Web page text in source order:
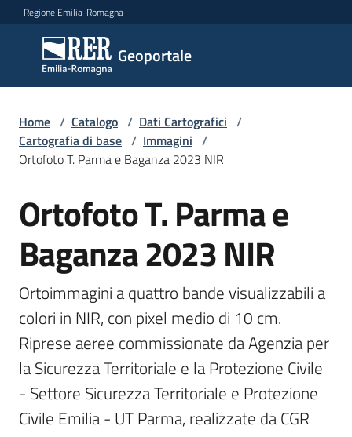
Vai al contenuto
Vai alla navigazione
Vai al footer
Regione Emilia-Romagna
Geoportale
Geoportale
Catalogo
dati,
servizi
Visualizza
on-
line
Scarica
i
dati
Home / Catalogo / Dati Cartografici /
Cartografia di base / Immagini /
Ortofoto T. Parma e Baganza 2023 NIR
Salta al contenuto
Ortofoto T. Parma e
Baganza 2023 NIR
Ortoimmagini a quattro bande visualizzabili a
colori in NIR, con pixel medio di 10 cm.
Riprese aeree commissionate da Agenzia per
la Sicurezza Territoriale e la Protezione Civile
- Settore Sicurezza Territoriale e Protezione
Civile Emilia - UT Parma, realizzate da CGR